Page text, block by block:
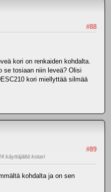
#88
kori on renkaiden kohdalta.
se tosiaan niin leveä? Olisi
kori miellyttää silmää
#89
käyttäjältä kotari
kohdalta ja on sen